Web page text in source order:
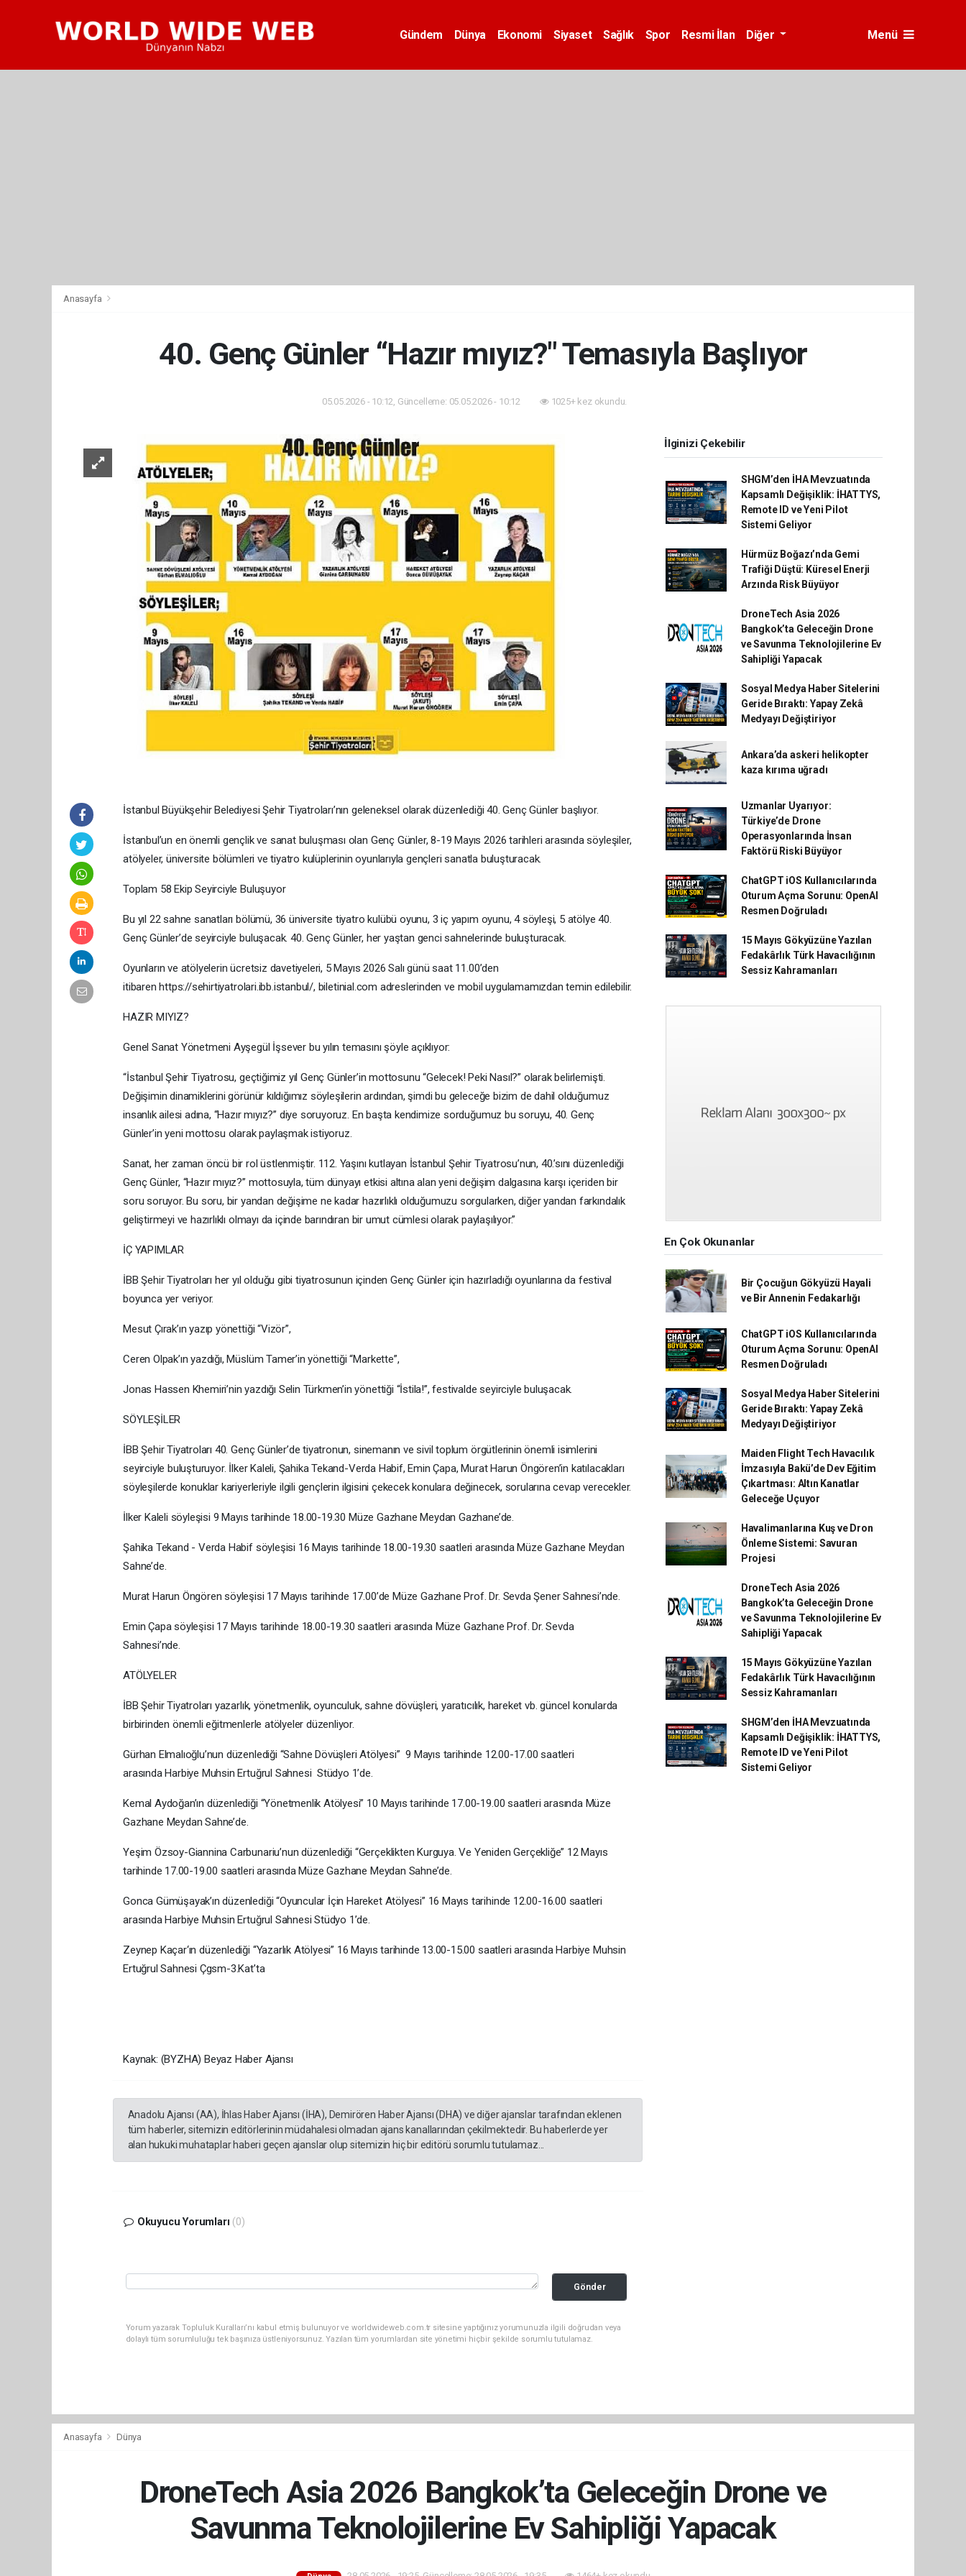
Gündem Dünya Ekonomi Siyaset Sağlık Spor Resmi İlan Diğer Menü
Anasayfa
40. Genç Günler “Hazır mıyız?" Temasıyla Başlıyor
05.05.2026 - 10:12, Güncelleme: 05.05.2026 - 10:12 1025+ kez okundu.
İstanbul Büyükşehir Belediyesi Şehir Tiyatroları’nın geleneksel olarak düzenlediği 40. Genç Günler başlıyor.
İstanbul’un en önemli gençlik ve sanat buluşması olan Genç Günler, 8-19 Mayıs 2026 tarihleri arasında söyleşiler,
atölyeler, üniversite bölümleri ve tiyatro kulüplerinin oyunlarıyla gençleri sanatla buluşturacak.
Toplam 58 Ekip Seyirciyle Buluşuyor
Bu yıl 22 sahne sanatları bölümü, 36 üniversite tiyatro kulübü oyunu, 3 iç yapım oyunu, 4 söyleşi, 5 atölye 40.
Genç Günler’de seyirciyle buluşacak. 40. Genç Günler, her yaştan genci sahnelerinde buluşturacak.
Oyunların ve atölyelerin ücretsiz davetiyeleri, 5 Mayıs 2026 Salı günü saat 11.00’den
itibaren https://sehirtiyatrolari.ibb.istanbul/, biletinial.com adreslerinden ve mobil uygulamamızdan temin edilebilir.
HAZIR MIYIZ?
Genel Sanat Yönetmeni Ayşegül İşsever bu yılın temasını şöyle açıklıyor:
“İstanbul Şehir Tiyatrosu, geçtiğimiz yıl Genç Günler’in mottosunu “Gelecek! Peki Nasıl?” olarak belirlemişti.
Değişimin dinamiklerini görünür kıldığımız söyleşilerin ardından, şimdi bu geleceğe bizim de dahil olduğumuz
insanlık ailesi adına, “Hazır mıyız?” diye soruyoruz. En başta kendimize sorduğumuz bu soruyu, 40. Genç
Günler’in yeni mottosu olarak paylaşmak istiyoruz.
Sanat, her zaman öncü bir rol üstlenmiştir. 112. Yaşını kutlayan İstanbul Şehir Tiyatrosu’nun, 40.’sını düzenlediği
Genç Günler, “Hazır mıyız?” mottosuyla, tüm dünyayı etkisi altına alan yeni değişim dalgasına karşı içeriden bir
soru soruyor. Bu soru, bir yandan değişime ne kadar hazırlıklı olduğumuzu sorgularken, diğer yandan farkındalık
geliştirmeyi ve hazırlıklı olmayı da içinde barındıran bir umut cümlesi olarak paylaşılıyor.”
İÇ YAPIMLAR
İBB Şehir Tiyatroları her yıl olduğu gibi tiyatrosunun içinden Genç Günler için hazırladığı oyunlarına da festival
boyunca yer veriyor.
Mesut Çırak’ın yazıp yönettiği “Vizör”,
Ceren Olpak’ın yazdığı, Müslüm Tamer’in yönettiği “Markette”,
Jonas Hassen Khemiri’nin yazdığı Selin Türkmen’in yönettiği “İstila!”, festivalde seyirciyle buluşacak.
SÖYLEŞİLER
İBB Şehir Tiyatroları 40. Genç Günler’de tiyatronun, sinemanın ve sivil toplum örgütlerinin önemli isimlerini
seyirciyle buluşturuyor. İlker Kaleli, Şahika Tekand-Verda Habif, Emin Çapa, Murat Harun Öngören’in katılacakları
söyleşilerde konuklar kariyerleriyle ilgili gençlerin ilgisini çekecek konulara değinecek, sorularına cevap verecekler.
İlker Kaleli söyleşisi 9 Mayıs tarihinde 18.00-19.30 Müze Gazhane Meydan Gazhane’de.
Şahika Tekand - Verda Habif söyleşisi 16 Mayıs tarihinde 18.00-19.30 saatleri arasında Müze Gazhane Meydan
Sahne’de.
Murat Harun Öngören söyleşisi 17 Mayıs tarihinde 17.00’de Müze Gazhane Prof. Dr. Sevda Şener Sahnesi’nde.
Emin Çapa söyleşisi 17 Mayıs tarihinde 18.00-19.30 saatleri arasında Müze Gazhane Prof. Dr. Sevda
Sahnesi’nde.
ATÖLYELER
İBB Şehir Tiyatroları yazarlık, yönetmenlik, oyunculuk, sahne dövüşleri, yaratıcılık, hareket vb. güncel konularda
birbirinden önemli eğitmenlerle atölyeler düzenliyor.
Gürhan Elmalıoğlu’nun düzenlediği “Sahne Dövüşleri Atölyesi” 9 Mayıs tarihinde 12.00-17.00 saatleri
arasında Harbiye Muhsin Ertuğrul Sahnesi Stüdyo 1’de.
Kemal Aydoğan’ın düzenlediği “Yönetmenlik Atölyesi” 10 Mayıs tarihinde 17.00-19.00 saatleri arasında Müze
Gazhane Meydan Sahne’de.
Yeşim Özsoy-Giannina Carbunariu’nun düzenlediği “Gerçeklikten Kurguya. Ve Yeniden Gerçekliğe” 12 Mayıs
tarihinde 17.00-19.00 saatleri arasında Müze Gazhane Meydan Sahne’de.
Gonca Gümüşayak’ın düzenlediği “Oyuncular İçin Hareket Atölyesi” 16 Mayıs tarihinde 12.00-16.00 saatleri
arasında Harbiye Muhsin Ertuğrul Sahnesi Stüdyo 1’de.
Zeynep Kaçar‘ın düzenlediği “Yazarlık Atölyesi” 16 Mayıs tarihinde 13.00-15.00 saatleri arasında Harbiye Muhsin
Ertuğrul Sahnesi Çgsm-3.Kat’ta
Kaynak: (BYZHA) Beyaz Haber Ajansı
Anadolu Ajansı (AA), İhlas Haber Ajansı (İHA), Demirören Haber Ajansı (DHA) ve diğer ajanslar tarafından eklenen
tüm haberler, sitemizin editörlerinin müdahalesi olmadan ajans kanallarından çekilmektedir. Bu haberlerde yer
alan hukuki muhataplar haberi geçen ajanslar olup sitemizin hiç bir editörü sorumlu tutulamaz...
Okuyucu Yorumları (0)
Gönder
Yorum yazarak Topluluk Kuralları’nı kabul etmiş bulunuyor ve worldwideweb.com.tr sitesine yaptığınız yorumunuzla ilgili doğrudan veya
dolaylı tüm sorumluluğu tek başınıza üstleniyorsunuz. Yazılan tüm yorumlardan site yönetimi hiçbir şekilde sorumlu tutulamaz.
İlginizi Çekebilir
SHGM’den İHA Mevzuatında
Kapsamlı Değişiklik: İHATTYS,
Remote ID ve Yeni Pilot
Sistemi Geliyor
Hürmüz Boğazı’nda Gemi
Trafiği Düştü: Küresel Enerji
Arzında Risk Büyüyor
DroneTech Asia 2026
Bangkok’ta Geleceğin Drone
ve Savunma Teknolojilerine Ev
Sahipliği Yapacak
Sosyal Medya Haber Sitelerini
Geride Bıraktı: Yapay Zekâ
Medyayı Değiştiriyor
Ankara’da askeri helikopter
kaza kırıma uğradı
Uzmanlar Uyarıyor:
Türkiye’de Drone
Operasyonlarında İnsan
Faktörü Riski Büyüyor
ChatGPT iOS Kullanıcılarında
Oturum Açma Sorunu: OpenAI
Resmen Doğruladı
15 Mayıs Gökyüzüne Yazılan
Fedakârlık Türk Havacılığının
Sessiz Kahramanları
En Çok Okunanlar
Bir Çocuğun Gökyüzü Hayali
ve Bir Annenin Fedakarlığı
ChatGPT iOS Kullanıcılarında
Oturum Açma Sorunu: OpenAI
Resmen Doğruladı
Sosyal Medya Haber Sitelerini
Geride Bıraktı: Yapay Zekâ
Medyayı Değiştiriyor
Maiden Flight Tech Havacılık
İmzasıyla Bakü’de Dev Eğitim
Çıkartması: Altın Kanatlar
Geleceğe Uçuyor
Havalimanlarına Kuş ve Dron
Önleme Sistemi: Savuran
Projesi
DroneTech Asia 2026
Bangkok’ta Geleceğin Drone
ve Savunma Teknolojilerine Ev
Sahipliği Yapacak
15 Mayıs Gökyüzüne Yazılan
Fedakârlık Türk Havacılığının
Sessiz Kahramanları
SHGM’den İHA Mevzuatında
Kapsamlı Değişiklik: İHATTYS,
Remote ID ve Yeni Pilot
Sistemi Geliyor
Anasayfa Dünya
DroneTech Asia 2026 Bangkok’ta Geleceğin Drone ve
Savunma Teknolojilerine Ev Sahipliği Yapacak